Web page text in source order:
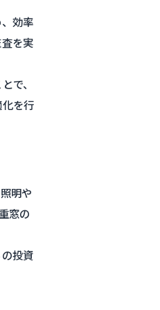
効率
を実
で、
を行
明や
窓の
投資